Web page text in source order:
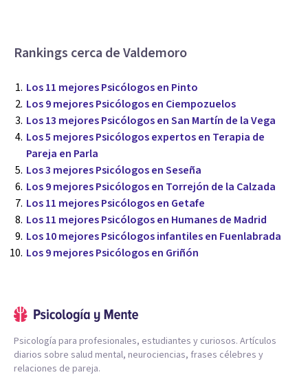
Rankings cerca de Valdemoro
Los 11 mejores Psicólogos en Pinto
Los 9 mejores Psicólogos en Ciempozuelos
Los 13 mejores Psicólogos en San Martín de la Vega
Los 5 mejores Psicólogos expertos en Terapia de
Pareja en Parla
Los 3 mejores Psicólogos en Seseña
Los 9 mejores Psicólogos en Torrejón de la Calzada
Los 11 mejores Psicólogos en Getafe
Los 11 mejores Psicólogos en Humanes de Madrid
Los 10 mejores Psicólogos infantiles en Fuenlabrada
Los 9 mejores Psicólogos en Griñón
Psicología para profesionales, estudiantes y curiosos. Artículos
diarios sobre salud mental, neurociencias, frases célebres y
relaciones de pareja.